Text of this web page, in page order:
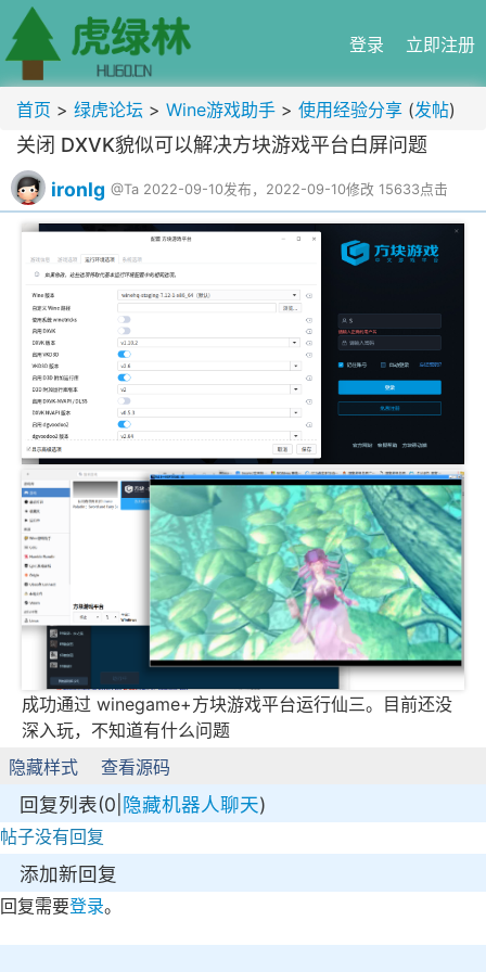
登录 立即注册
首页 > 绿虎论坛 > Wine游戏助手 > 使用经验分享 (发帖)
关闭 DXVK貌似可以解决方块游戏平台白屏问题
ironlg @Ta 2022-09-10发布，2022-09-10修改 15633点击
成功通过 winegame+方块游戏平台运行仙三。目前还没
深入玩，不知道有什么问题
隐藏样式
查看源码
回复列表(0| 隐藏机器人聊天)
帖子没有回复
添加新回复
回复需要登录。